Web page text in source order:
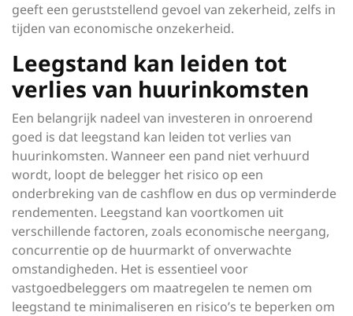
geeft een geruststellend gevoel van zekerheid, zelfs in
tijden van economische onzekerheid.
Leegstand kan leiden tot
verlies van huurinkomsten
Een belangrijk nadeel van investeren in onroerend
goed is dat leegstand kan leiden tot verlies van
huurinkomsten. Wanneer een pand niet verhuurd
wordt, loopt de belegger het risico op een
onderbreking van de cashflow en dus op verminderde
rendementen. Leegstand kan voortkomen uit
verschillende factoren, zoals economische neergang,
concurrentie op de huurmarkt of onverwachte
omstandigheden. Het is essentieel voor
vastgoedbeleggers om maatregelen te nemen om
leegstand te minimaliseren en risico’s te beperken om